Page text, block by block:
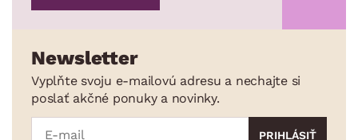
Newsletter
Vyplňte svoju e-mailovú adresu a nechajte si
poslať akčné ponuky a novinky.